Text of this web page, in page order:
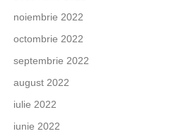
noiembrie 2022
octombrie 2022
septembrie 2022
august 2022
iulie 2022
iunie 2022